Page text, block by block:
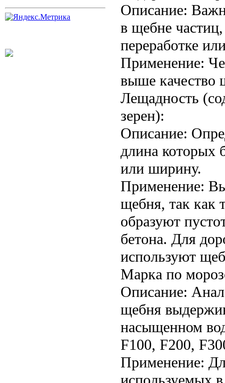
Описание:
в щебне
переработке
Применение:
выше качество
Лещадность
зерен):
Описание:
длина которых
или ширину.
Применение:
щебня, так как
образуют
бетона. Для
используют
Марка по
Описание:
щебня
насыщенном
F100, F200,
Применение: